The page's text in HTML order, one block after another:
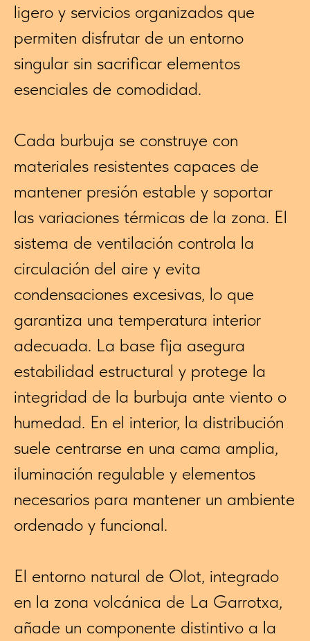
ligero y servicios organizados que
permiten disfrutar de un entorno
singular sin sacrificar elementos
esenciales de comodidad.
Cada burbuja se construye con
materiales resistentes capaces de
mantener presión estable y soportar
las variaciones térmicas de la zona. El
sistema de ventilación controla la
circulación del aire y evita
condensaciones excesivas, lo que
garantiza una temperatura interior
adecuada. La base fija asegura
estabilidad estructural y protege la
integridad de la burbuja ante viento o
humedad. En el interior, la distribución
suele centrarse en una cama amplia,
iluminación regulable y elementos
necesarios para mantener un ambiente
ordenado y funcional.
El entorno natural de Olot, integrado
en la zona volcánica de La Garrotxa,
añade un componente distintivo a la